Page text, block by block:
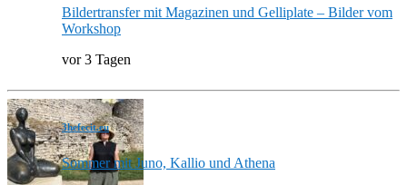
Bildertransfer mit Magazinen und Gelliplate – Bilder vom
Workshop
vor 3 Tagen
3hefecit.eu
Sommer mit Juno, Kallio und Athena